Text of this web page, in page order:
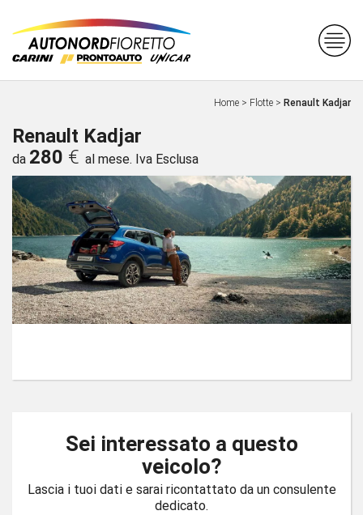
Home > Flotte > Renault Kadjar
Renault Kadjar
da 280 € al mese. Iva Esclusa
Sei interessato a questo
veicolo?
Lascia i tuoi dati e sarai ricontattato da un consulente
dedicato.